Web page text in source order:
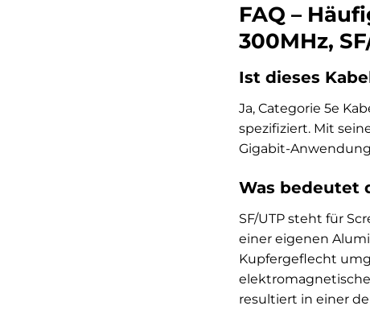
FAQ –
300MHz,
Ist dieses
Ja, Categorie 5e
spezifiziert. Mit
Gigabit-
Was bedeutet
SF/UTP steht für
einer eigenen
Kupfergeflecht
resultiert in einer